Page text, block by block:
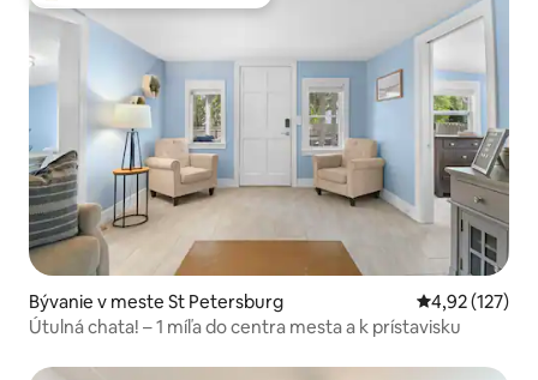
Bývanie v meste St Petersburg Priemerné
4,92 (127)
Útulná chata! – 1 míľa do centra mesta a k prístavisku